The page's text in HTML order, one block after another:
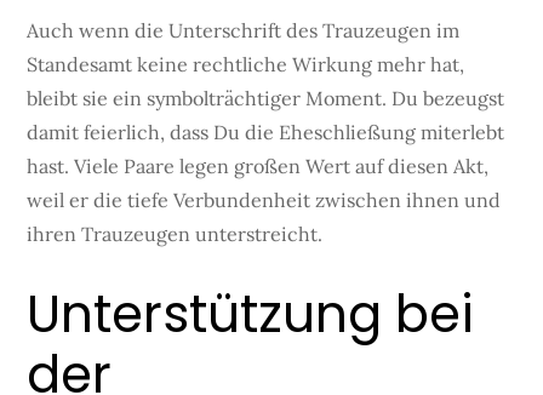
Auch wenn die Unterschrift des Trauzeugen im
Standesamt keine rechtliche Wirkung mehr hat,
bleibt sie ein symbolträchtiger Moment. Du bezeugst
damit feierlich, dass Du die Eheschließung miterlebt
hast. Viele Paare legen großen Wert auf diesen Akt,
weil er die tiefe Verbundenheit zwischen ihnen und
ihren Trauzeugen unterstreicht.
Unterstützung bei
der